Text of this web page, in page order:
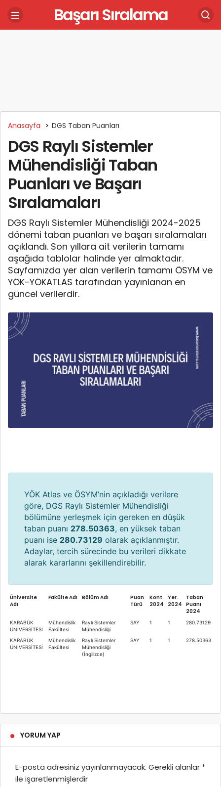
Başarı Sıralama
Anasayfa DGS Taban Puanları
DGS Raylı Sistemler
Mühendisliği Taban
Puanları ve Başarı
Sıralamaları
DGS Raylı Sistemler Mühendisliği 2024-2025
dönemi taban puanları ve başarı sıralamaları
açıklandı. Son yıllara ait verilerin tamamı
aşağıda tablolar halinde yer almaktadır.
Sayfamızda yer alan verilerin tamamı ÖSYM ve
YÖK-YÖKATLAS tarafından yayınlanan en
güncel verilerdir.
YÖK Atlas ve ÖSYM’nin açıkladığı verilere
göre, DGS Raylı Sistemler Mühendisliği
bölümüne yerleşmek için gereken en düşük
taban puanı 278.50363, en yüksek taban
puanı ise 280.73129 olarak açıklanmıştır.
Adaylar, tercih sürecinde bu verileri dikkate
alarak kararlarını şekillendirebilir.
Üniversite
Adı
Fakülte Adı Bölüm Adı
Puan
Türü
Kont.
2024
Yer.
2024
Taban
Puanı
2024
KARABÜK
ÜNİVERSİTESİ
Mühendislik
Fakültesi
Raylı Sistemler
Mühendisliği
SAY 1 1 280.73129
KARABÜK
ÜNİVERSİTESİ
Mühendislik
Fakültesi
Raylı Sistemler
Mühendisliği
(İngilizce)
SAY 1 1 278.50363
YORUM YAP
E-posta adresiniz yayınlanmayacak. Gerekli alanlar *
ile işaretlenmişlerdir